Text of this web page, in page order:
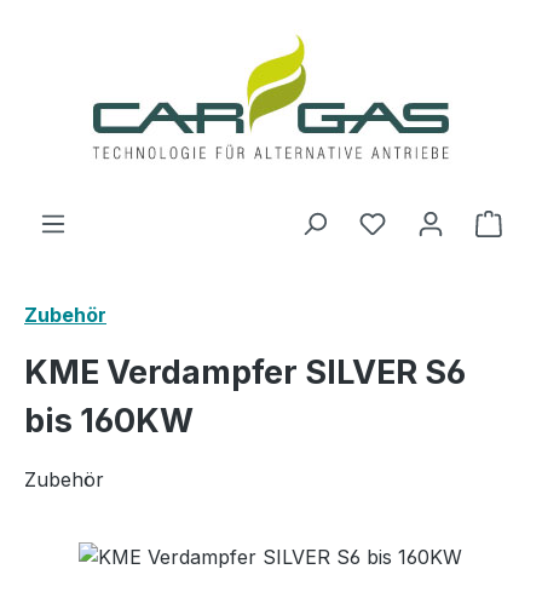
Du hast 0
Zubehör
KME Verdampfer SILVER S6
bis 160KW
Zubehör
Bildergalerie überspringen